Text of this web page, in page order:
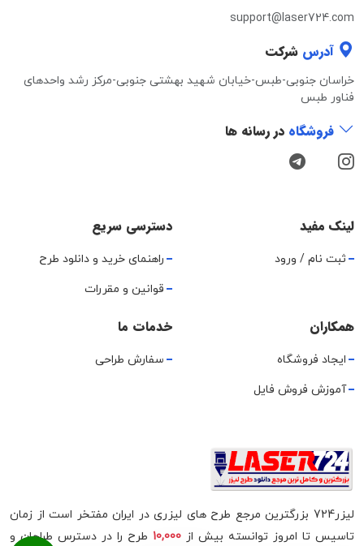
support@laser724.com
آدرس شرکت
خراسان جنوبی-طبس-خیابان شهید بهشتی جنوبی-مرکز رشد واحدهای
فناور طبس
فروشگاه در رسانه ها
لینک مفید
ثبت نام / ورود
دسترسی سریع
راهنمای خرید و دانلود طرح
قوانین و مقررات
همکاران
ایجاد فروشگاه
آموزش فروش فایل
خدمات ما
سفارش طراحی
لیزر724 بزرگترین مرجع طرح های لیزری در ایران مفتخر است از زمان
تاسیس تا امروز توانسته بیش از 10,000 طرح را در دسترس طراحان و